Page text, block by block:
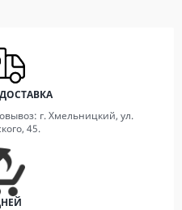
г. Хмельницкий, ул.
45.